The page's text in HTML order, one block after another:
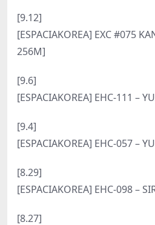
[9.12]
[ESPACIAKOREA] EXC #075
256M]
[9.6]
[ESPACIAKOREA] EHC-111 –
[9.4]
[ESPACIAKOREA] EHC-057 –
[8.29]
[ESPACIAKOREA] EHC-098 –
[8.27]